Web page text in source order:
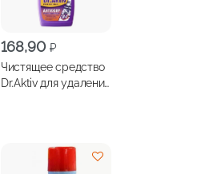
168,90 ₽
Чистящее средство
Dr.Aktiv для удаления